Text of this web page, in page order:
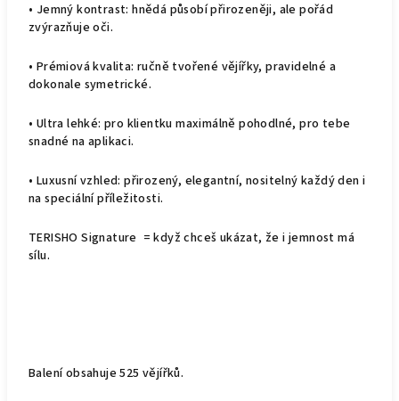
• Jemný kontrast: hnědá působí přirozeněji, ale pořád
zvýrazňuje oči.
• Prémiová kvalita: ručně tvořené vějířky, pravidelné a
dokonale symetrické.
• Ultra lehké: pro klientku maximálně pohodlné, pro tebe
snadné na aplikaci.
• Luxusní vzhled: přirozený, elegantní, nositelný každý den i
na speciální příležitosti.
TERISHO Signature = když chceš ukázat, že i jemnost má
sílu.
Balení obsahuje 525 vějířků.